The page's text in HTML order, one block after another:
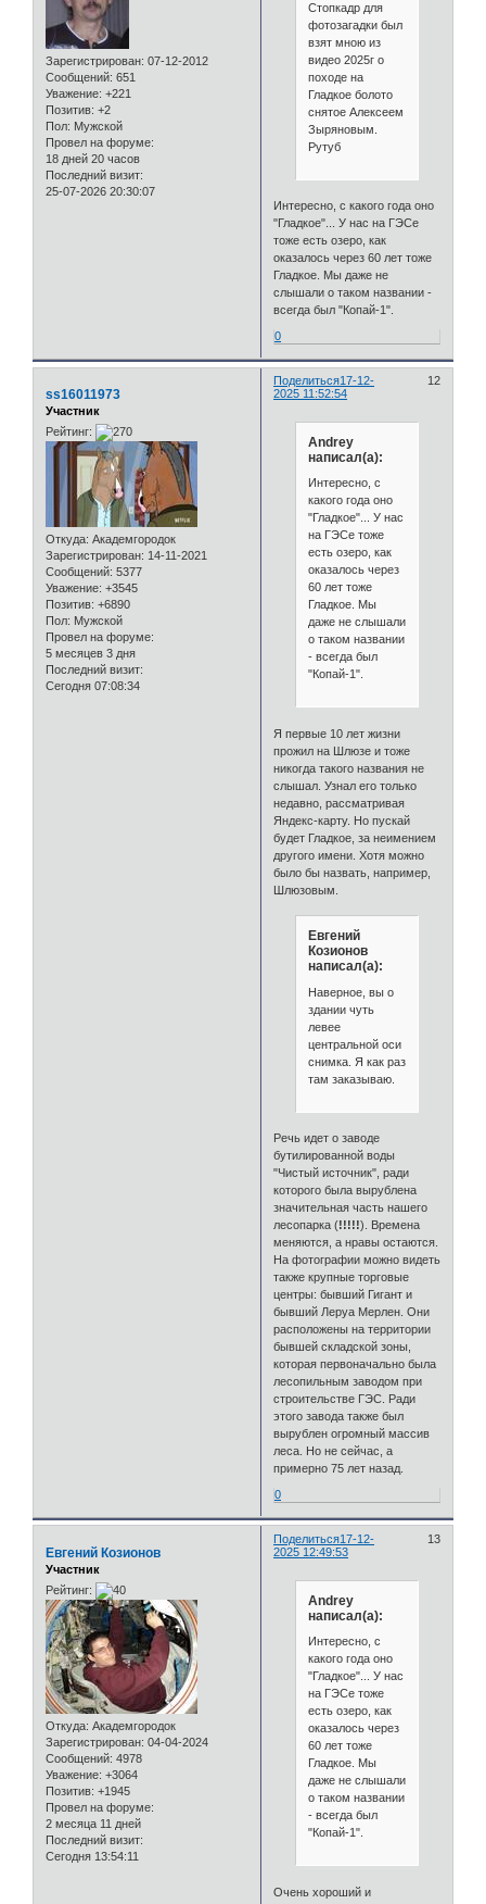
Зарегистрирован: 07-12-2012
Сообщений: 651
Уважение: +221
Позитив: +2
Пол: Мужской
Провел на форуме:
18 дней 20 часов
Последний визит:
25-07-2026 20:30:07
Стопкадр для
фотозагадки был
взят мною из
видео 2025г о
походе на
Гладкое болото
снятое Алексеем
Зыряновым.
Рутуб
Интересно, с какого года оно
"Гладкое"... У нас на ГЭСе
тоже есть озеро, как
оказалось через 60 лет тоже
Гладкое. Мы даже не
слышали о таком названии -
всегда был "Копай-1".
0
Поделиться 12
17-12-
2025 11:52:54
ss16011973
Участник
Рейтинг:
Откуда: Академгородок
Зарегистрирован: 14-11-2021
Сообщений: 5377
Уважение: +3545
Позитив: +6890
Пол: Мужской
Провел на форуме:
5 месяцев 3 дня
Последний визит:
Сегодня 07:08:34
Andrey
написал(а):
Интересно, с
какого года оно
"Гладкое"... У нас
на ГЭСе тоже
есть озеро, как
оказалось через
60 лет тоже
Гладкое. Мы
даже не слышали
о таком названии
- всегда был
"Копай-1".
Я первые 10 лет жизни
прожил на Шлюзе и тоже
никогда такого названия не
слышал. Узнал его только
недавно, рассматривая
Яндекс-карту. Но пускай
будет Гладкое, за неимением
другого имени. Хотя можно
было бы назвать, например,
Шлюзовым.
Евгений
Козионов
написал(а):
Наверное, вы о
здании чуть
левее
центральной оси
снимка. Я как раз
там заказываю.
Речь идет о заводе
бутилированной воды
"Чистый источник", ради
которого была вырублена
значительная часть нашего
лесопарка (!!!!!). Времена
меняются, а нравы остаются.
На фотографии можно видеть
также крупные торговые
центры: бывший Гигант и
бывший Леруа Мерлен. Они
расположены на территории
бывшей складской зоны,
которая первоначально была
лесопильным заводом при
строительстве ГЭС. Ради
этого завода также был
вырублен огромный массив
леса. Но не сейчас, а
примерно 75 лет назад.
0
Поделиться 13
17-12-
2025 12:49:53
Евгений Козионов
Участник
Рейтинг:
Откуда: Академгородок
Зарегистрирован: 04-04-2024
Сообщений: 4978
Уважение: +3064
Позитив: +1945
Провел на форуме:
2 месяца 11 дней
Последний визит:
Сегодня 13:54:11
Andrey
написал(а):
Интересно, с
какого года оно
"Гладкое"... У нас
на ГЭСе тоже
есть озеро, как
оказалось через
60 лет тоже
Гладкое. Мы
даже не слышали
о таком названии
- всегда был
"Копай-1".
Очень хороший и